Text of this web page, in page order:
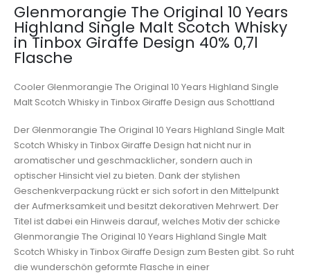
Glenmorangie The Original 10 Years
Highland Single Malt Scotch Whisky
in Tinbox Giraffe Design 40% 0,7l
Flasche
Cooler Glenmorangie The Original 10 Years Highland Single
Malt Scotch Whisky in Tinbox Giraffe Design aus Schottland
Der Glenmorangie The Original 10 Years Highland Single Malt
Scotch Whisky in Tinbox Giraffe Design hat nicht nur in
aromatischer und geschmacklicher, sondern auch in
optischer Hinsicht viel zu bieten. Dank der stylishen
Geschenkverpackung rückt er sich sofort in den Mittelpunkt
der Aufmerksamkeit und besitzt dekorativen Mehrwert. Der
Titel ist dabei ein Hinweis darauf, welches Motiv der schicke
Glenmorangie The Original 10 Years Highland Single Malt
Scotch Whisky in Tinbox Giraffe Design zum Besten gibt. So ruht
die wunderschön geformte Flasche in einer